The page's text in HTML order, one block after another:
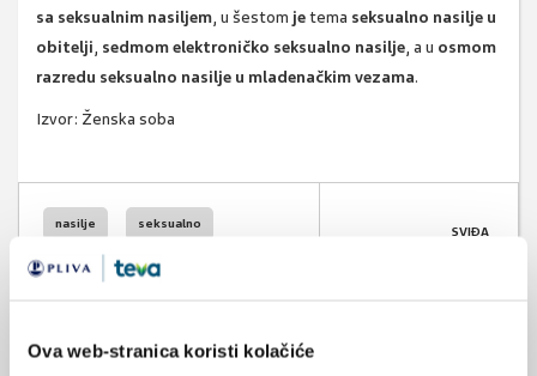
Ova web-stranica koristi kolačiće
sa seksualnim nasiljem, u šestom jetema seksualno nasilje u
obitelji, sedmom elektroničko seksualno nasilje, a u osmom
razredu seksualno nasilje u mladenačkim vezama.
Izvor: Ženska soba
nasilje seksualno
zlostavljanje djece
mobilna tehnologija
SVIĐA